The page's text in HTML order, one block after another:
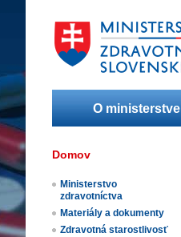
O ministerstve
Domov
Ministerstvo
zdravotníctva
Materiály a dokumenty
Zdravotná starostlivosť